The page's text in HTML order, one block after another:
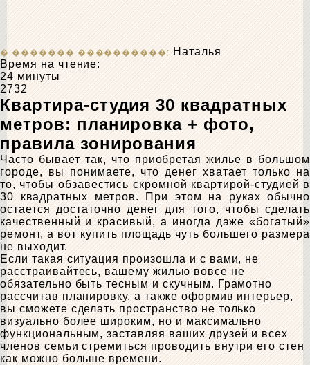
Наталья
Время на чтение:
24 минуты
2732
Квартира-студия 30 квадратных
метров: планировка + фото,
правила зонирования
Часто бывает так, что приобретая жилье в большом
городе, вы понимаете, что денег хватает только на
то, чтобы обзавестись скромной квартирой-студией в
30 квадратных метров. При этом на руках обычно
остается достаточно денег для того, чтобы сделать
качественный и красивый, а иногда даже «богатый»
ремонт, а вот купить площадь чуть большего размера
не выходит.
Если такая ситуация произошла и с вами, не
расстраивайтесь, вашему жилью вовсе не
обязательно быть тесным и скучным. Грамотно
рассчитав планировку, а также оформив интерьер,
вы сможете сделать пространство не только
визуально более широким, но и максимально
функциональным, заставляя ваших друзей и всех
членов семьи стремиться проводить внутри его стен
как можно больше времени.